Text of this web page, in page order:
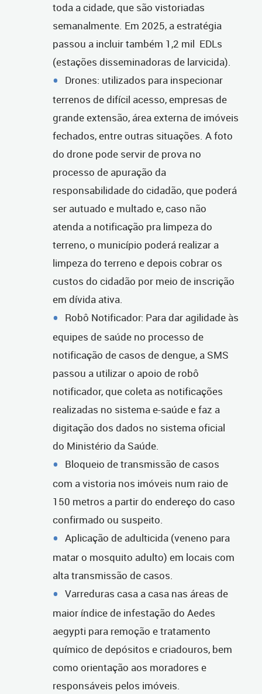
toda a cidade, que são vistoriadas
semanalmente. Em 2025, a estratégia
passou a incluir também 1,2 mil EDLs
(estações disseminadoras de larvicida).
Drones: utilizados para inspecionar
terrenos de difícil acesso, empresas de
grande extensão, área externa de imóveis
fechados, entre outras situações. A foto
do drone pode servir de prova no
processo de apuração da
responsabilidade do cidadão, que poderá
ser autuado e multado e, caso não
atenda a notificação pra limpeza do
terreno, o município poderá realizar a
limpeza do terreno e depois cobrar os
custos do cidadão por meio de inscrição
em dívida ativa.
Robô Notificador: Para dar agilidade às
equipes de saúde no processo de
notificação de casos de dengue, a SMS
passou a utilizar o apoio de robô
notificador, que coleta as notificações
realizadas no sistema e-saúde e faz a
digitação dos dados no sistema oficial
do Ministério da Saúde.
Bloqueio de transmissão de casos
com a vistoria nos imóveis num raio de
150 metros a partir do endereço do caso
confirmado ou suspeito.
Aplicação de adulticida (veneno para
matar o mosquito adulto) em locais com
alta transmissão de casos.
Varreduras casa a casa nas áreas de
maior índice de infestação do Aedes
aegypti para remoção e tratamento
químico de depósitos e criadouros, bem
como orientação aos moradores e
responsáveis pelos imóveis.